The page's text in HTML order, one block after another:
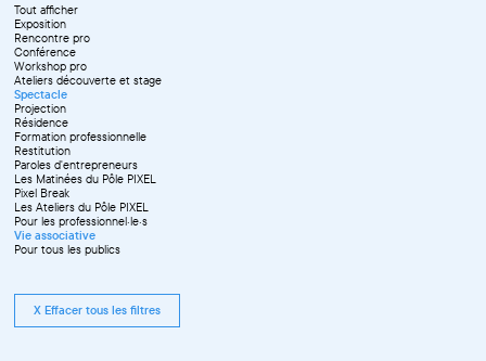
Tout afficher
Exposition
Rencontre pro
Conférence
Workshop pro
Ateliers découverte et stage
Spectacle
Projection
Résidence
Formation professionnelle
Restitution
Paroles d'entrepreneurs
Les Matinées du Pôle PIXEL
Pixel Break
Les Ateliers du Pôle PIXEL
Pour les professionnel·le·s
Vie associative
Pour tous les publics
X Effacer tous les filtres